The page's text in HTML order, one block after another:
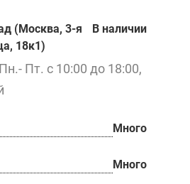
(Москва, 3-я
18к1)
В наличии
Пт. с 10:00 до 18:00,
Много
Много